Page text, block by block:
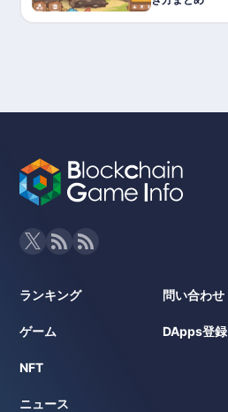
ランキング
ゲーム
NFT
ニュース
問い合わせ
DApps登録